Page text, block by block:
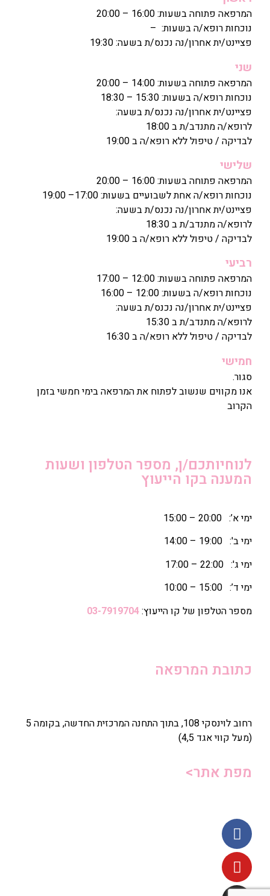
המרפאה פתוחה בשעות: 16:00 – 20:00
נוכחות רופא/ה בשעות: –
פציינט/ית אחרון/נה נכנס/ת בשעה: 19:30
שני
המרפאה פתוחה בשעות: 14:00 – 20:00
נוכחות רופא/ה בשעות: 15:30 – 18:30
פציינט/ית אחרון/נה נכנס/ת בשעה:
לרופא/ה מתנדב/ת ב 18:00
לבדיקה / טיפול ללא רופא/ה ב 19:00
שלישי
המרפאה פתוחה בשעות: 16:00 – 20:00
נוכחות רופא/ה אחת לשבועיים בשעות: 17:00– 19:00
פציינט/ית אחרון/נה נכנס/ת בשעה:
לרופא/ה מתנדב/ת ב 18:30
לבדיקה / טיפול ללא רופא/ה ב 19:00
רביעי
המרפאה פתוחה בשעות: 12:00 – 17:00
נוכחות רופא/ה בשעות: 12:00 – 16:00
פציינט/ית אחרון/נה נכנס/ת בשעה:
לרופא/ה מתנדב/ת ב 15:30
לבדיקה / טיפול ללא רופא/ה ב 16:30
חמישי
סגור.
אנו מקווים שנשוב לפתוח את המרפאה בימי חמשי בזמן
הקרוב
לנוחיותכם/ן, מספר הטלפון ושעות
המענה בקו הייעוץ
ימי א’: 20:00 – 15:00
ימי ב': 19:00 – 14:00
ימי ג': 22:00 – 17:00
ימי ד’: 15:00 – 10:00
מספר הטלפון של קו הייעוץ:03-7919704
כתובת המרפאה
רחוב לוינסקי 108, בתוך התחנה המרכזית החדשה, בקומה 5
(מעל קווי אגד 4,5)
מפת אתר>